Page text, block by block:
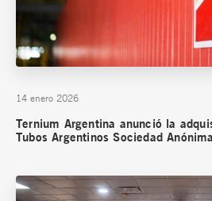
14 enero 2026
Ternium Argentina anunció la
Tubos Argentinos Sociedad Anónima